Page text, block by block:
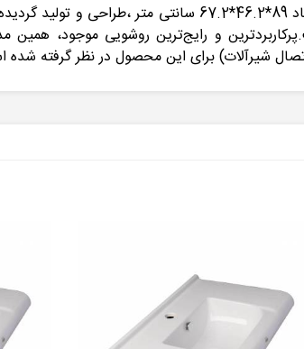
روشویی پایه دار مدل مروارید در سایز 67 و با
و رایج‌ترین روشویی موجود،
شیرآلات) برای این محصول در نظر گرفته